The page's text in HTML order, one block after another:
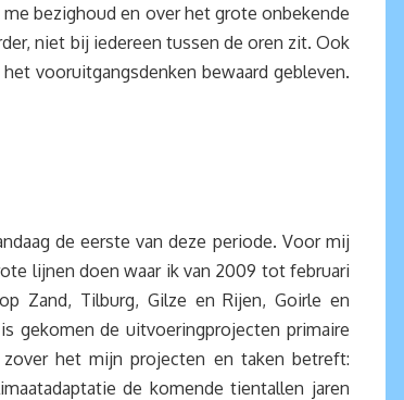
bezighoud en over het grote onbekende
niet bij iedereen tussen de oren zit. Ook
vooruitgangsdenken bewaard gebleven.
de eerste van deze periode. Voor mij
lijnen doen waar ik van 2009 tot februari
Zand, Tilburg, Gilze en Rijen, Goirle en
gekomen de uitvoeringprojecten primaire
het mijn projecten en taken betreft:
de komende tientallen jaren